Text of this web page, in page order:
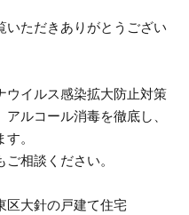
いただきありがとうござい
ウイルス感染拡大防止対策
ルコール消毒を徹底し、
。
相談ください。
区大針の戸建て住宅